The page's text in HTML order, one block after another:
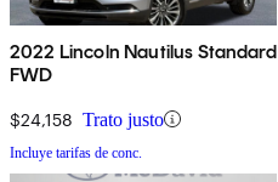
2022 Lincoln Nautilus Standard
FWD
$24,158 Trato justo
Incluye tarifas de conc.